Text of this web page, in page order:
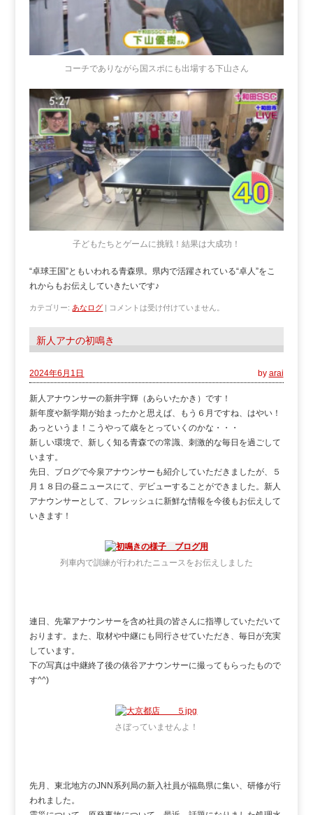
コーチでありながら国スポにも出場する下山さん
子どもたちとゲームに挑戦！結果は大成功！
“卓球王国”ともいわれる青森県。県内で活躍されている“卓人”をこ
れからもお伝えしていきたいです♪
カテゴリー: あなログ コメントは受け付けていません。
新人アナの初鳴き
2024年6月1日 by arai
新人アナウンサーの新井宇輝（あらいたかき）です！
新年度や新学期が始まったかと思えば、もう６月ですね、はやい！
あっというま！こうやって歳をとっていくのかな・・・
新しい環境で、新しく知る青森での常識、刺激的な毎日を過ごして
います。
先日、ブログで今泉アナウンサーも紹介していただきましたが、５
月１８日の昼ニュースにて、デビューすることができました。新人
アナウンサーとして、フレッシュに新鮮な情報を今後もお伝えして
いきます！
列車内で訓練が行われたニュースをお伝えしました
連日、先輩アナウンサーを含め社員の皆さんに指導していただいて
おります。また、取材や中継にも同行させていただき、毎日が充実
しています。
下の写真は中継終了後の俵谷アナウンサーに撮ってもらったもので
す^^)
さぼっていませんよ！
先月、東北地方のJNN系列局の新入社員が福島県に集い、研修が行
われました。